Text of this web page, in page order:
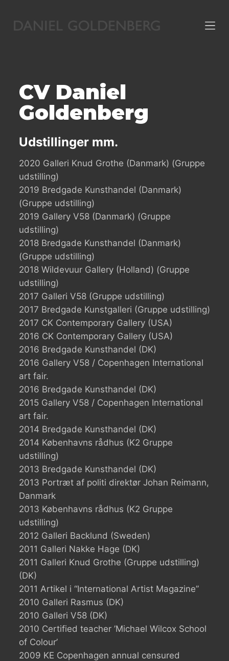
CV Daniel
Goldenberg
Udstillinger mm.
2020 Galleri Knud Grothe (Danmark) (Gruppe
udstilling)
2019 Bredgade Kunsthandel (Danmark)
(Gruppe udstilling)
2019 Gallery V58 (Danmark) (Gruppe
udstilling)
2018 Bredgade Kunsthandel (Danmark)
(Gruppe udstilling)
2018 Wildevuur Gallery (Holland) (Gruppe
udstilling)
2017 Galleri V58 (Gruppe udstilling)
2017 Bredgade Kunstgalleri (Gruppe udstilling)
2017 CK Contemporary Gallery (USA)
2016 CK Contemporary Gallery (USA)
2016 Bredgade Kunsthandel (DK)
2016 Gallery V58 / Copenhagen International
art fair.
2016 Bredgade Kunsthandel (DK)
2015 Gallery V58 / Copenhagen International
art fair.
2014 Bredgade Kunsthandel (DK)
2014 Københavns rådhus (K2 Gruppe
udstilling)
2013 Bredgade Kunsthandel (DK)
2013 Portræt af politi direktør Johan Reimann,
Danmark
2013 Københavns rådhus (K2 Gruppe
udstilling)
2012 Galleri Backlund (Sweden)
2011 Galleri Nakke Hage (DK)
2011 Galleri Knud Grothe (Gruppe udstilling)
(DK)
2011 Artikel i “International Artist Magazine”
2010 Galleri Rasmus (DK)
2010 Galleri V58 (DK)
2010 Certified teacher ’Michael Wilcox School
of Colour’
2009 KE Copenhagen annual censured